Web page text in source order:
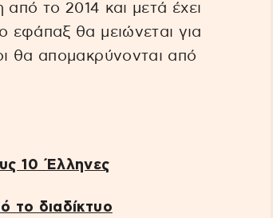
το 2014 και μετά έχει
θα μειώνεται για
θα απομακρύνονται από
10 Έλληνες
το διαδίκτυο